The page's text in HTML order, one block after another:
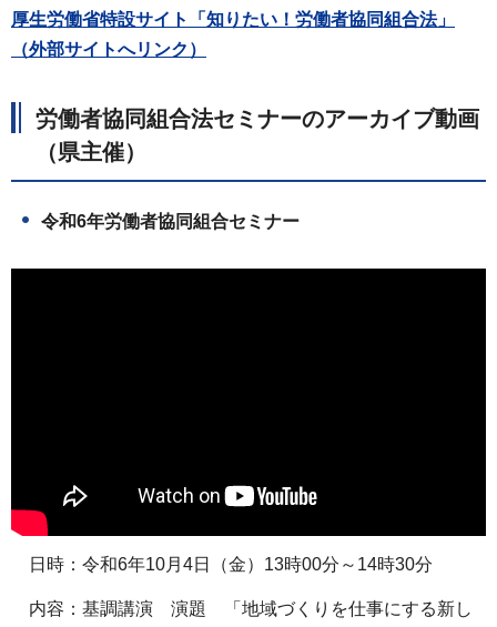
厚生労働省特設サイト「知りたい！労働者協同組合法」
（外部サイトへリンク）
労働者協同組合法セミナーのアーカイブ動画
（県主催）
令和6年労働者協同組合セミナー
日時：令和6年10月4日（金）13時00分～14時30分
内容：基調講演 演題 「地域づくりを仕事にする新し